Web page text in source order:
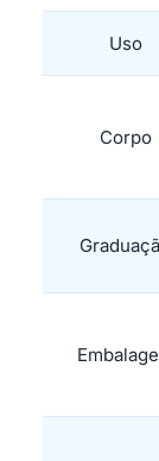
Uso
Corpo